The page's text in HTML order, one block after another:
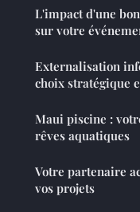
L'impact d'une
sur votre
Externalisation
choix stratégique
Maui piscine :
rêves aquatiques
Votre partenaire
vos projets